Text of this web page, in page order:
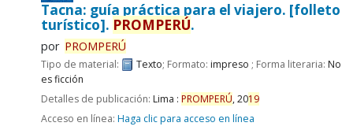
Tacna: guía práctica para el viajero. [folleto
turístico]. PROMPERÚ.
por PROMPERÚ
Tipo de material: Texto; Formato: impreso ; Forma literaria: No
es ficción
Detalles de publicación: Lima : PROMPERÚ,2019
Acceso en línea: Haga clic para acceso en línea